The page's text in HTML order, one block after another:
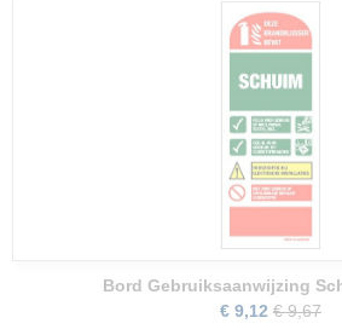
Bord Gebruiksaanwijzing
€ 9,12 € 9,67